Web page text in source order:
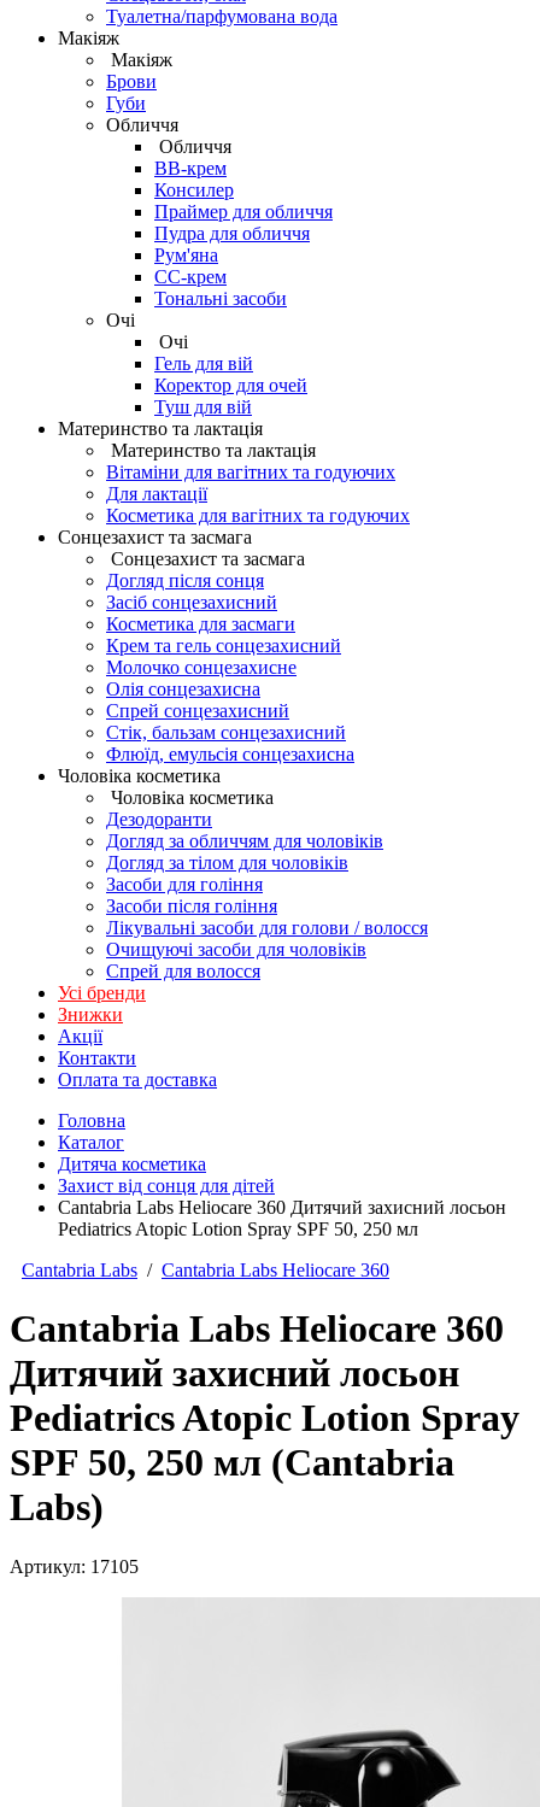
Туалетна/парфумована вода
Макіяж
Макіяж
Брови
Губи
Обличчя
Обличчя
BB-крем
Консилер
Праймер для обличчя
Пудра для обличчя
Рум'яна
СС-крем
Тональні засоби
Очі
Очі
Гель для вій
Коректор для очей
Туш для вій
Материнство та лактація
Материнство та лактація
Вітаміни для вагітних та годуючих
Для лактації
Косметика для вагітних та годуючих
Сонцезахист та засмага
Сонцезахист та засмага
Догляд після сонця
Засіб сонцезахисний
Косметика для засмаги
Крем та гель сонцезахисний
Молочко сонцезахисне
Олія сонцезахисна
Спрей сонцезахисний
Стік, бальзам сонцезахисний
Флюїд, емульсія сонцезахисна
Чоловіка косметика
Чоловіка косметика
Дезодоранти
Догляд за обличчям для чоловіків
Догляд за тілом для чоловіків
Засоби для гоління
Засоби після гоління
Лікувальні засоби для голови / волосся
Очищуючі засоби для чоловіків
Спрей для волосся
Усі бренди
Знижки
Акції
Контакти
Оплата та доставка
Головна
Каталог
Дитяча косметика
Захист від сонця для дітей
Cantabria Labs Heliocare 360 Дитячий захисний лосьон
Pediatrics Atopic Lotion Spray SPF 50, 250 мл
Cantabria Labs / Cantabria Labs Heliocare 360
Cantabria Labs Heliocare 360
Дитячий захисний лосьон
Pediatrics Atopic Lotion Spray
SPF 50, 250 мл (Cantabria
Labs)
Артикул: 17105